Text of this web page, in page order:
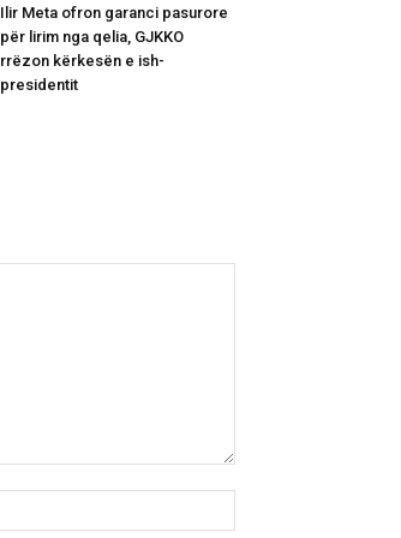
Ilir Meta ofron garanci pasurore
për lirim nga qelia, GJKKO
rrëzon kërkesën e ish-
presidentit